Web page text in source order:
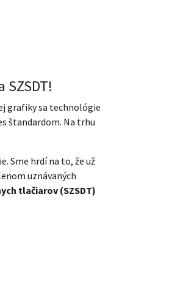
SZSDT!
grafiky sa technológie
štandardom. Na trhu
Sme hrdí na to, že už
uznávaných
tlačiarov (SZSDT)